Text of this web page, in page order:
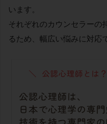
います。
それぞれのカウンセラーの
るため、幅広い悩みに対応